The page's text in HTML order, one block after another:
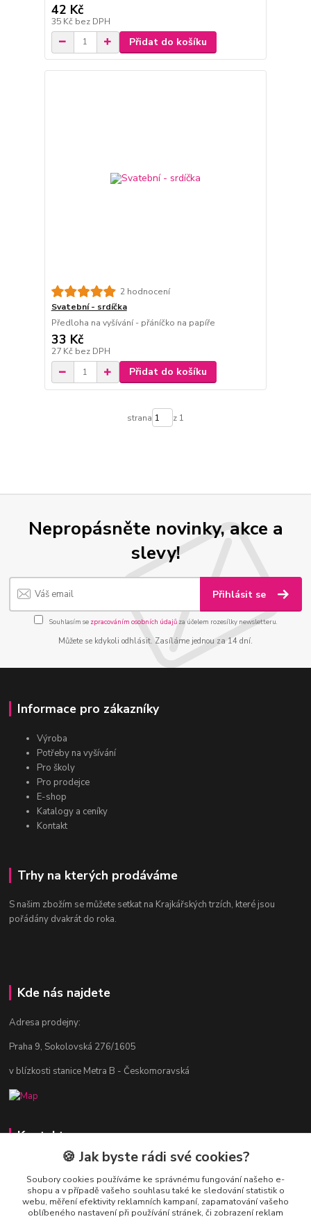
42 Kč
35 Kč bez DPH
Přidat do košíku
2 hodnocení
Svatební - srdíčka
Předloha na vyšívání - přáníčko na papíře
33 Kč
27 Kč bez DPH
Přidat do košíku
strana z 1
Nepropásněte novinky, akce a
slevy!
Přihlásit se
Souhlasím se zpracováním osobních údajůza účelem rozesílky newsletteru.
Můžete se kdykoli odhlásit. Zasíláme jednou za 14 dní.
Informace pro zákazníky
Výroba
Potřeby na vyšívání
Pro školy
Pro prodejce
E-shop
Katalogy a ceníky
Kontakt
Trhy na kterých prodáváme
S našim zbožím se můžete setkat na Krajkářských trzích, které jsou
pořádány dvakrát do roka.
Kde nás najdete
Adresa prodejny:
Praha 9, Sokolovská 276/1605
v blízkosti stanice Metra B - Českomoravská
Kontakty
Jitka Vlasáková
281 916 793
Po-Čt 8-16:30, Pá 8-14:30
🍪 Jak byste rádi své cookies?
Soubory cookies používáme ke správnému fungování našeho e-
shopu a v případě vašeho souhlasu také ke sledování statistik o
webu, měření efektivity reklamních kampaní, zapamatování vašeho
oblíbeného nastavení při používání stránek, či zobrazení reklam